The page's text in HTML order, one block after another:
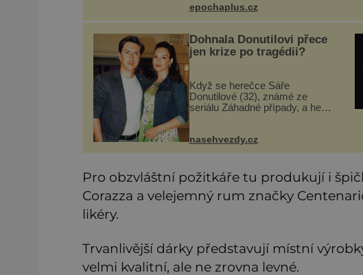
všechno možné, jen ne
oranžová. Je fialová, žlutá, bílá,
někdy dokonce téměř černá.
epochaplus.cz
Dohnala Donutilovi přece
jen krize po tragédii?
Když se herečce Sáře
Donutilové (32), známé ze
seriálu Záhadné případy, a herci
Donutilovi (35) narodil mrtvý
syn Matyáš, jako by je to ještě
semklo. A pak se jim narodil
nasehvezdy.cz
Pro obzvláštní požitkáře tu produkují i
Corazza a velejemný rum značky
likéry.
Trvanlivější dárky představují místní
velmi kvalitní, ale ne zrovna levné.